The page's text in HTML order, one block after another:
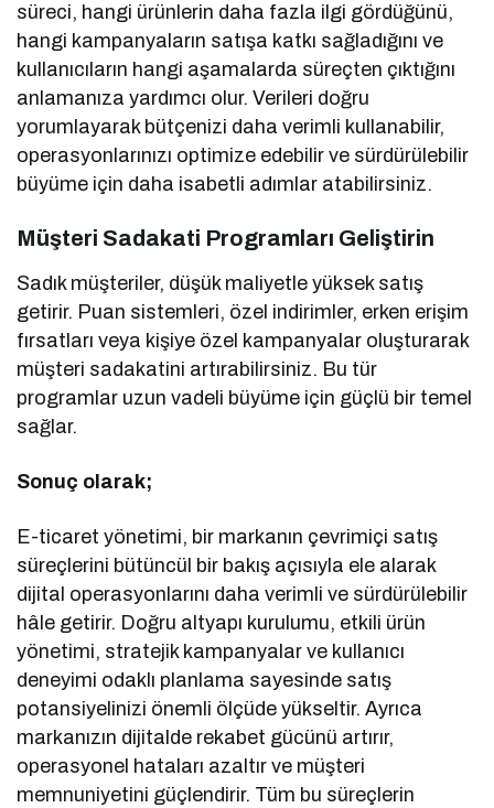
süreci, hangi ürünlerin daha fazla ilgi gördüğünü,
hangi kampanyaların satışa katkı sağladığını ve
kullanıcıların hangi aşamalarda süreçten çıktığını
anlamanıza yardımcı olur. Verileri doğru
yorumlayarak bütçenizi daha verimli kullanabilir,
operasyonlarınızı optimize edebilir ve sürdürülebilir
büyüme için daha isabetli adımlar atabilirsiniz.
Müşteri Sadakati Programları Geliştirin
Sadık müşteriler, düşük maliyetle yüksek satış
getirir. Puan sistemleri, özel indirimler, erken erişim
fırsatları veya kişiye özel kampanyalar oluşturarak
müşteri sadakatini artırabilirsiniz. Bu tür
programlar uzun vadeli büyüme için güçlü bir temel
sağlar.
Sonuç olarak;
E-ticaret yönetimi, bir markanın çevrimiçi satış
süreçlerini bütüncül bir bakış açısıyla ele alarak
dijital operasyonlarını daha verimli ve sürdürülebilir
hâle getirir. Doğru altyapı kurulumu, etkili ürün
yönetimi, stratejik kampanyalar ve kullanıcı
deneyimi odaklı planlama sayesinde satış
potansiyelinizi önemli ölçüde yükseltir. Ayrıca
markanızın dijitalde rekabet gücünü artırır,
operasyonel hataları azaltır ve müşteri
memnuniyetini güçlendirir. Tüm bu süreçlerin